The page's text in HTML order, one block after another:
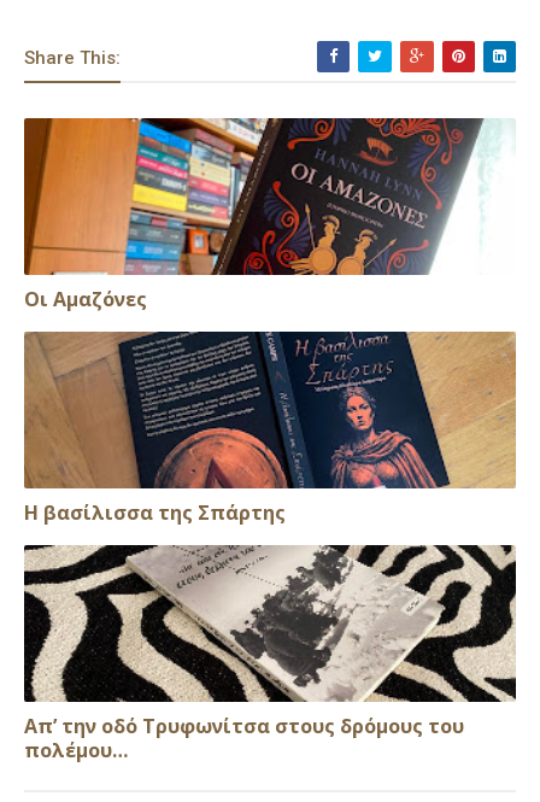
Share This:
Οι Αμαζόνες
Η βασίλισσα της Σπάρτης
Απ’ την οδό Τρυφωνίτσα στους δρόμους του
πολέμου…